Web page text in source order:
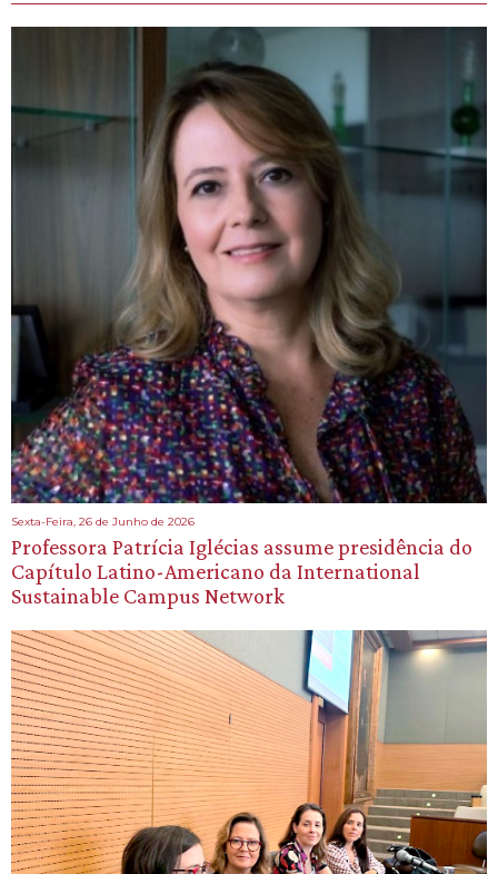
Sexta-Feira, 26 de Junho de 2026
Professora Patrícia Iglécias assume presidência do
Capítulo Latino-Americano da International
Sustainable Campus Network